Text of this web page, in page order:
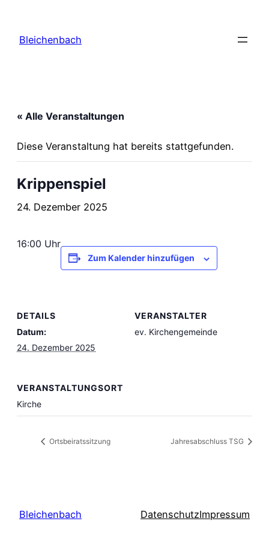
Bleichenbach
« Alle Veranstaltungen
Diese Veranstaltung hat bereits stattgefunden.
Krippenspiel
24. Dezember 2025
16:00 Uhr
Zum Kalender hinzufügen
DETAILS
Datum:
24. Dezember 2025
VERANSTALTER
ev. Kirchengemeinde
VERANSTALTUNGSORT
Kirche
Ortsbeiratssitzung Jahresabschluss TSG
Bleichenbach DatenschutzImpressum